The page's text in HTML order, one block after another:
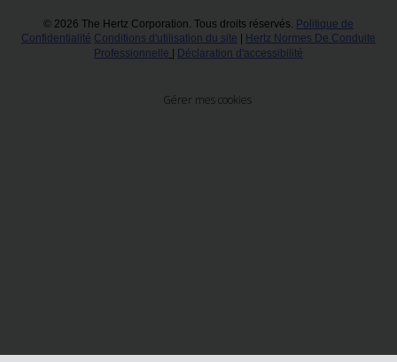
© 2026 The Hertz Corporation. Tous droits réservés. Politique de
Confidentialité Conditions d'utilisation du site
Hertz Normes De Conduite
Professionnelle
Déclaration d'accessibilité
Gérer mes cookies